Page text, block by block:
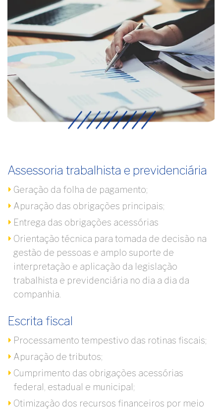
Assessoria trabalhista e previdenciária
Geração da folha de pagamento;
Apuração das obrigações principais;
Entrega das obrigações acessórias
Orientação técnica para tomada de decisão na
gestão de pessoas e amplo suporte de
interpretação e aplicação da legislação
trabalhista e previdenciária no dia a dia da
companhia.
Escrita fiscal
Processamento tempestivo das rotinas fiscais;
Apuração de tributos;
Cumprimento das obrigações acessórias
federal, estadual e municipal;
Otimização dos recursos financeiros por meio